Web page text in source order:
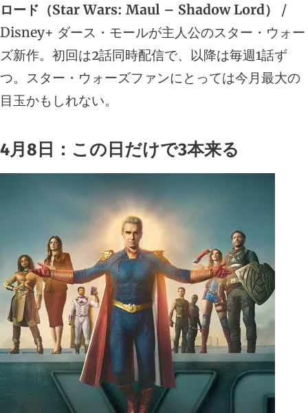
ロード（Star Wars: Maul – Shadow Lord）
/
Disney+ ダース・モールが主人公のスター・ウォー
ズ新作。初回は2話同時配信で、以降は毎週1話ず
つ。スター・ウォーズファンにとっては今月最大の
目玉かもしれない。
4月8日：この日だけで3本来る